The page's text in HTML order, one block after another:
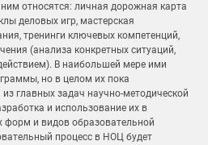
относятся: личная дорожная карта
деловых игр, мастерская
тренинги ключевых компетенций,
(анализа конкретных ситуаций,
В наибольшей мере ими
но в целом их пока
главных задач научно-методической
и использование их в
форм и видов образовательной
процесс в НОЦ будет